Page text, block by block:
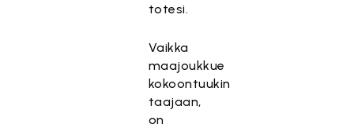
totesi.
Vaikka
maajoukkue
kokoontuukin
taajaan,
on